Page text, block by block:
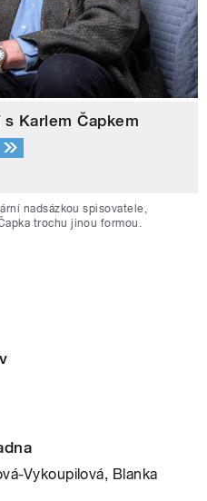
s Karlem Čapkem
nadsázkou spisovatele,
trochu jinou formou.
Vykoupilová, Blanka